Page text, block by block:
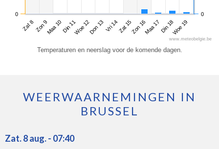
Zat 8Zon 9Maa 10Din 11Woe 12Don 13Vri 14Zat 15Zon 16Maa 17Din 18Woe 19
0 0
www.meteobelgie.be
Temperaturen en neerslag voor de komende dagen.
WEERWAARNEMINGEN IN
BRUSSEL
Zat. 8 aug. - 07:40